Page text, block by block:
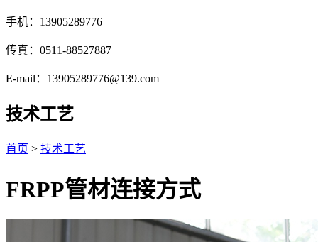
手机：13905289776
传真：0511-88527887
E-mail：13905289776@139.com
技术工艺
首页 > 技术工艺
FRPP管材连接方式